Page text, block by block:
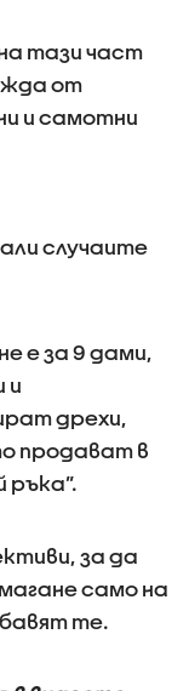
тази част
от
и самотни
случаите
е за 9 дами,
и
дрехи,
продават в
ръка”.
за да
само на
те.